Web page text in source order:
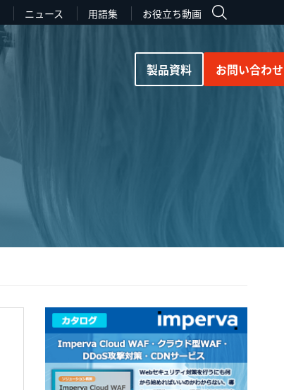
ニュース 用語集 お役立ち動画
製品資料 お問い合わせ